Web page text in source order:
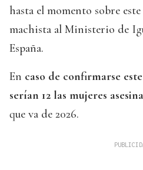
hasta el momento sobre
machista al Ministerio de
España.
En caso de confirmarse
serían 12 las mujeres
que va de 2026.